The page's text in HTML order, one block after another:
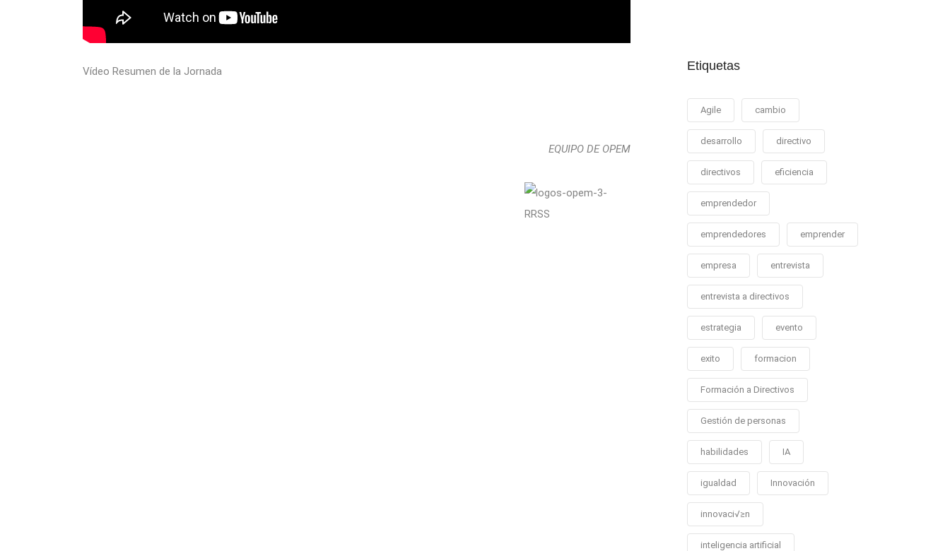
Vídeo Resumen de la Jornada
EQUIPO DE OPEM
Etiquetas
Agile cambio
desarrollo directivo
directivos eficiencia
emprendedor
emprendedores emprender
empresa entrevista
entrevista a directivos
estrategia evento
exito formacion
Formación a Directivos
Gestión de personas
habilidades IA
igualdad Innovación
innovaci√≥n
inteligencia artificial